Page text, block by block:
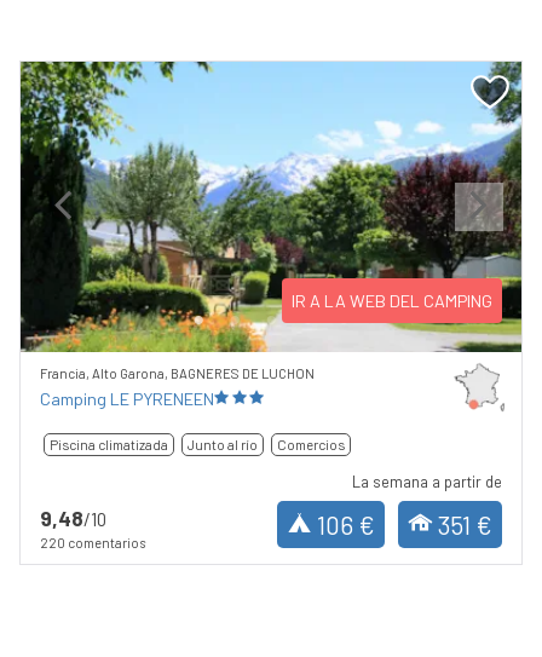
Previous Next
IR A LA WEB DEL CAMPING
Francia, Alto Garona, BAGNERES DE LUCHON
Camping LE PYRENEEN
Piscina climatizada Junto al río Comercios
9,48/10
220 comentarios
La semana a partir de
106 € 351 €